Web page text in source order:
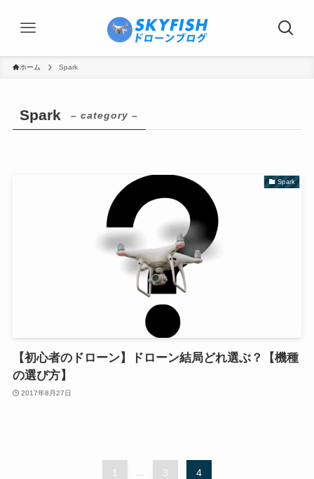
ホーム Spark
Spark – category –
Spark
【初心者のドローン】ドローン結局どれ選ぶ？【機種
の選び方】
2017年8月27日
1 ... 3 4